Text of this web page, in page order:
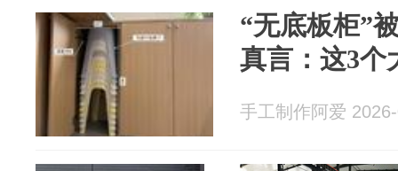
“无底板柜”
真言：这3个
手工制作阿爱